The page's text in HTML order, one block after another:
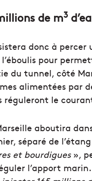
de m3
donc à percer
pour
du tunnel, côté
alimentées par
réguleront le
aboutira
séparé de
et bourdigues»,
l’apport